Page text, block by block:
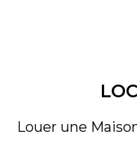
Louer une